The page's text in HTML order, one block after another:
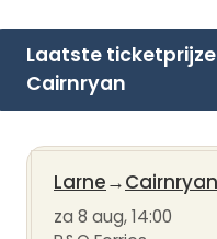
Laatste
Cairnryan
Larne→Cairnryan
za 8 aug, 14:00